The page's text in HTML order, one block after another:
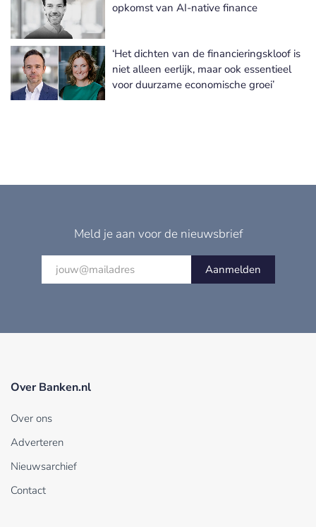
opkomst van AI-native finance
‘Het dichten van de financieringskloof is
niet alleen eerlijk, maar ook essentieel
voor duurzame economische groei’
Meld je aan voor de nieuwsbrief
Aanmelden
Over Banken.nl
Over ons
Adverteren
Nieuwsarchief
Contact